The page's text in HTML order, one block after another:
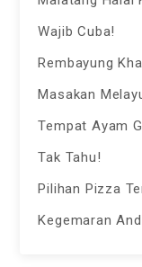
Wajib Cuba!
Rembayung
Masakan
Tempat Ayam
Tak Tahu!
Pilihan Pizza
Kegemaran